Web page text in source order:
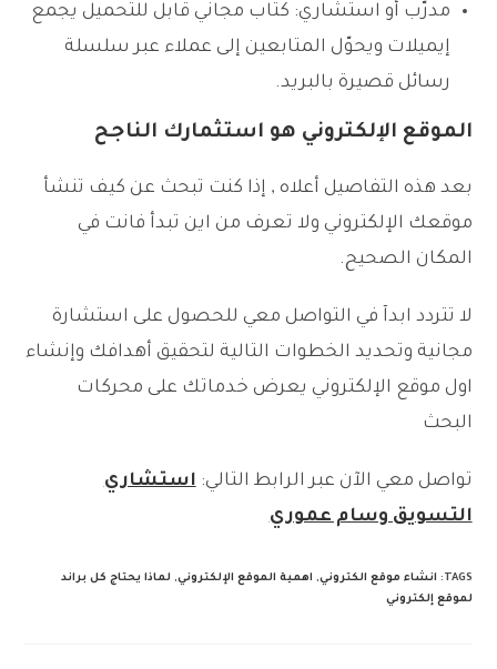
مدرّب أو استشاري: كتاب مجاني قابل للتحميل يجمع
إيميلات ويحوّل المتابعين إلى عملاء عبر سلسلة
رسائل قصيرة بالبريد.
الموقع الإلكتروني هو استثمارك الناجح
بعد هذه التفاصيل أعلاه , إذا كنت تبحث عن كيف تنشأ
موقعك الإلكتروني ولا تعرف من اين تبدأ فانت في
المكان الصحيح.
لا تتردد ابدآ في التواصل معي للحصول على استشارة
مجانية وتحديد الخطوات التالية لتحقيق أهدافك وإنشاء
اول موقع الإلكتروني يعرض خدماتك على محركات
البحث
تواصل معي الآن عبر الرابط التالي: استشاري
التسويق وسام عموري
TAGS
: انشاء موقع الكتروني, اهمية الموقع الإلكتروني, لماذا يحتاج كل براند
لموقع إلكتروني